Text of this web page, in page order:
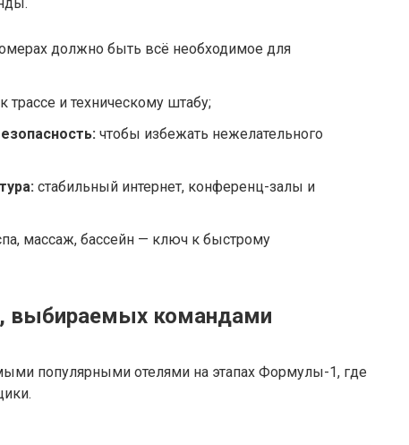
должно быть всё необходимое для
трассе и техническому штабу;
чтобы избежать нежелательного
стабильный интернет, конференц-залы и
массаж, бассейн — ключ к быстрому
выбираемых командами
популярными отелями на этапах Формулы-1, где